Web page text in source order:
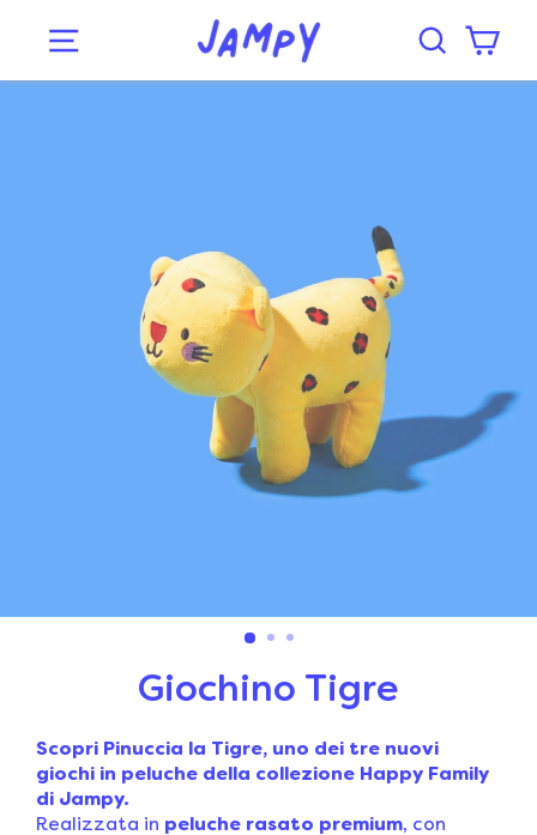
Giochino Tigre
Scopri Pinuccia la Tigre, uno dei tre nuovi
giochi in peluche della collezione Happy Family
di Jampy.
Realizzata in peluche rasato premium, con